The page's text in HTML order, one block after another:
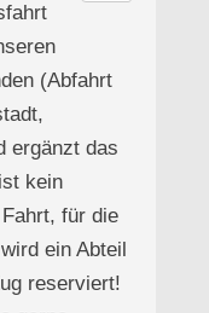
(Abfahrt
ergänzt das
kein
für die
ein Abteil
reserviert!